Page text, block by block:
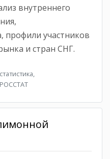
внутреннего
профили участников
и стран СНГ.